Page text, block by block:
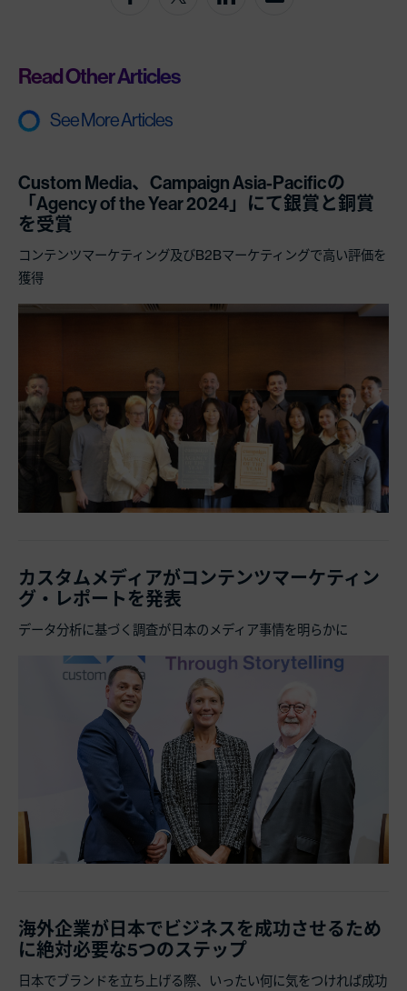
See More Articles
Read Other Articles
Custom Media、Campaign Asia-Pacificの
「Agency of the Year 2024」にて銀賞と銅賞
を受賞
コンテンツマーケティング及びB2Bマーケティングで高い評価を
獲得
カスタムメディアがコンテンツマーケティン
グ・レポートを発表
データ分析に基づく調査が日本のメディア事情を明らかに
海外企業が日本でビジネスを成功させるため
に絶対必要な5つのステップ
日本でブランドを立ち上げる際、いったい何に気をつければ成功